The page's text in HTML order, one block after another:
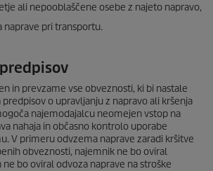
ali nepooblaščene osebe z najeto napravo,
naprave pri transportu.
in prevzame vse obveznosti, ki bi nastale
o upravljanju z napravo ali kršenja
najemodajalcu neomejen vstop na
nahaja in občasno kontrolo uporabe
V primeru odvzema naprave zaradi kršitve
obveznosti, najemnik ne bo oviral
bo oviral odvoza naprave na stroške